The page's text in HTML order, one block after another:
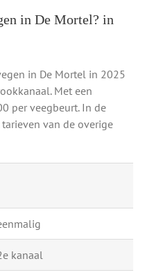
in De Mortel? in
in De Mortel in 2025
Met een
per veegbeurt. In de
van de overige
kanaal